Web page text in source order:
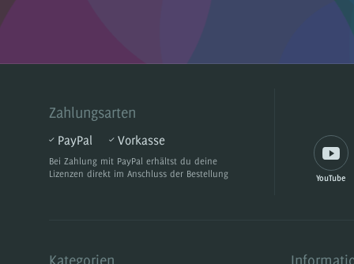
Zahlungsarten
PayPal Vorkasse
Bei Zahlung mit PayPal erhältst du deine
Lizenzen direkt im Anschluss der Bestellung
YouTube
Kategorien